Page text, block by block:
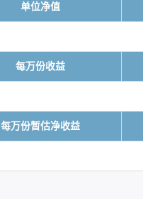
单位净值
每万份收益
每万份暂估净收益